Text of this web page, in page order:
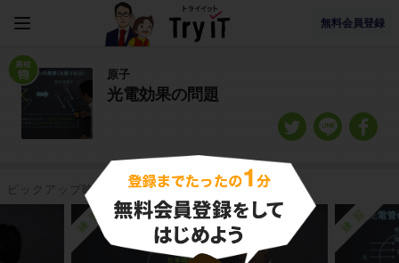
無料会員登録
原子
光電効果の問題
ピックアップ映像授業
練習 練習